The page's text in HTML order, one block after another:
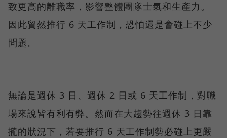
致更高的離職率，影響整體團隊士氣和生產力。
因此貿然推行 6 天工作制，恐怕還是會碰上不少
問題。
無論是週休 3 日、週休 2 日或 6 天工作制，對職
場來說皆有利有弊。然而在大趨勢往週休 3 日靠
攏的狀況下，若要推行 6 天工作制勢必碰上更嚴